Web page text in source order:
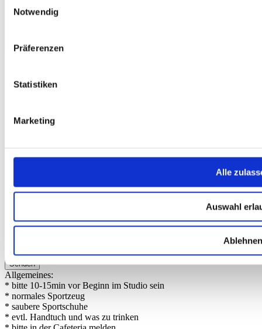
Notwendig
Präferenzen
Statistiken
Marketing
Alle
Auswahl
Ablehnen
Name des Seminars
Allgemeines:
* bitte 10-15min vor Beginn im Studio sein
* normales Sportzeug
* saubere Sportschuhe
* evtl. Handtuch und was zu trinken